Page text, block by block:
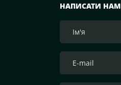
НАПИСАТИ НАМ